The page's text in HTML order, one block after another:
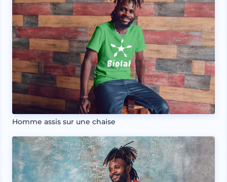
Homme assis sur une chaise